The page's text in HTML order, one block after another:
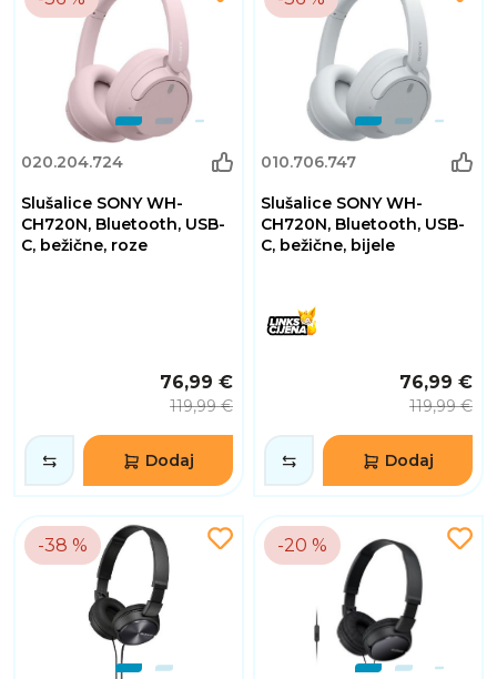
020.204.724
Slušalice SONY WH-
CH720N, Bluetooth, USB-
C, bežične, roze
76,99 €
119,99 €
Dodaj
010.706.747
Slušalice SONY WH-
CH720N, Bluetooth, USB-
C, bežične, bijele
76,99 €
119,99 €
Dodaj
-38 % -20 %